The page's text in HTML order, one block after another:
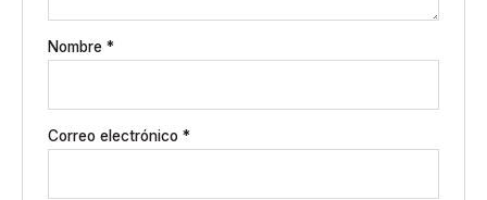
Nombre *
Correo electrónico *